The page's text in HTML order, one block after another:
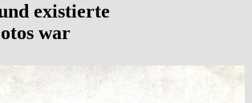
existierte
war